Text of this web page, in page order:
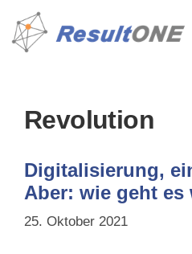
Revolution
Digitalisierung,
Aber: wie geht es
25. Oktober 2021